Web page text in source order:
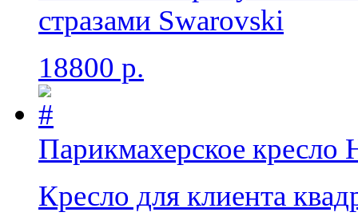
стразами Swarovski
18800 р.
Парикмахерское кресло
Кресло для клиента